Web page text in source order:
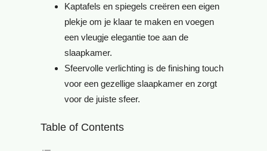
Kaptafels en spiegels creëren een eigen
plekje om je klaar te maken en voegen
een vleugje elegantie toe aan de
slaapkamer.
Sfeervolle verlichting is de finishing touch
voor een gezellige slaapkamer en zorgt
voor de juiste sfeer.
Table of Contents